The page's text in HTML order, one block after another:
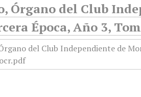
Órgano del Club
Época, Año 3,